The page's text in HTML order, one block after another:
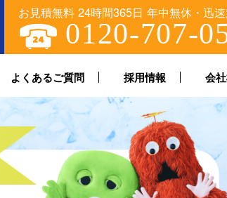
お見積無料 24時間365日 年中無休・迅
0120-707-
よくあるご質問 採用情報 会